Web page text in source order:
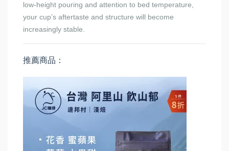
low-height pouring and attention to bed temperature,
your cup’s aftertaste and structure will become
increasingly stable.
推薦商品：